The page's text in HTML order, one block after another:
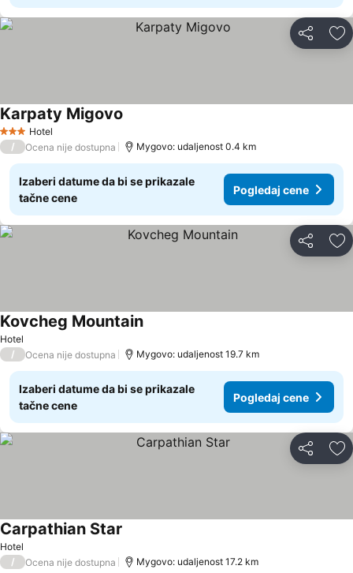
Deli
3 Zvezdice
Hotel
Karpaty Migovo
/ Ocena nije dostupna Mygovo: udaljenost 0.4 km
Izaberi datume da bi se prikazale
tačne cene
Pogledaj cene
Deli
Hotel
Kovcheg Mountain
/ Ocena nije dostupna Mygovo: udaljenost 19.7 km
Izaberi datume da bi se prikazale
tačne cene
Pogledaj cene
Deli
Hotel
Carpathian Star
/ Ocena nije dostupna Mygovo: udaljenost 17.2 km